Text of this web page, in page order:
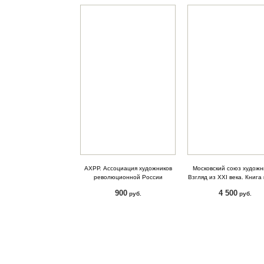
АХРР. Ассоциация художников
революционной России
900 руб.
Московский союз
Взгляд из XXI века. Книга
4 500 руб.